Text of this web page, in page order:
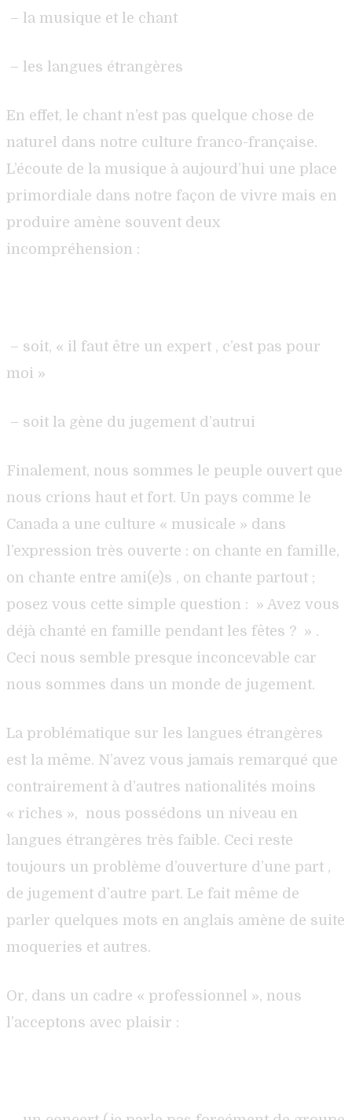
– la musique et le chant
– les langues étrangères
En effet, le chant n’est pas quelque chose de
naturel dans notre culture franco-française.
L’écoute de la musique à aujourd’hui une place
primordiale dans notre façon de vivre mais en
produire amène souvent deux
incompréhension :
– soit, « il faut être un expert , c’est pas pour
moi »
– soit la gène du jugement d’autrui
Finalement, nous sommes le peuple ouvert que
nous crions haut et fort. Un pays comme le
Canada a une culture « musicale » dans
l’expression très ouverte : on chante en famille,
on chante entre ami(e)s , on chante partout ;
posez vous cette simple question : » Avez vous
déjà chanté en famille pendant les fêtes ? » .
Ceci nous semble presque inconcevable car
nous sommes dans un monde de jugement.
La problématique sur les langues étrangères
est la même. N’avez vous jamais remarqué que
contrairement à d’autres nationalités moins
« riches », nous possédons un niveau en
langues étrangères très faible. Ceci reste
toujours un problème d’ouverture d’une part ,
de jugement d’autre part. Le fait même de
parler quelques mots en anglais amène de suite
moqueries et autres.
Or, dans un cadre « professionnel », nous
l’acceptons avec plaisir :